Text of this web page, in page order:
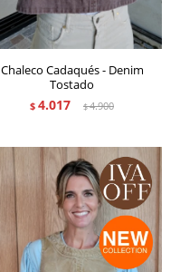
Chaleco Cadaqués - Denim
Tostado
$ 4.017 $4.900